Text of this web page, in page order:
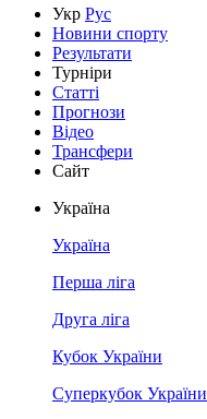
Укр Рус
Новини спорту
Результати
Турніри
Статті
Прогнози
Відео
Трансфери
Сайт
Україна
Україна
Перша ліга
Друга ліга
Кубок України
Суперкубок України